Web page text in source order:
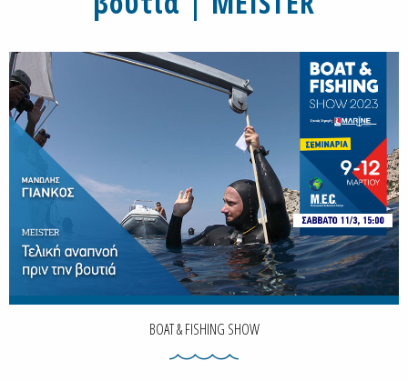
BOAT & FISHING SHOW